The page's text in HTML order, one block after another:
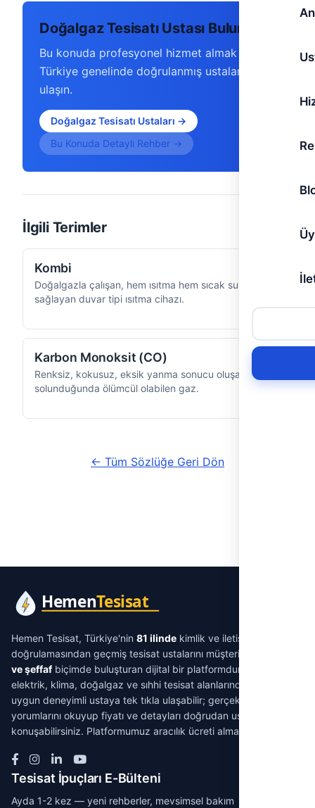
Doğalgaz Tesisatı Ustası Bulun
Bu konuda profesyonel hizmet almak için
Türkiye genelinde doğrulanmış ustalarımıza
ulaşın.
Doğalgaz Tesisatı Ustaları →
Bu Konuda Detaylı Rehber →
İlgili Terimler
Kombi
Doğalgazla çalışan, hem ısıtma hem sıcak su
sağlayan duvar tipi ısıtma cihazı.
Karbon Monoksit (CO)
Renksiz, kokusuz, eksik yanma sonucu oluşan ve
solunduğunda ölümcül olabilen gaz.
← Tüm Sözlüğe Geri Dön
Hemen Tesisat, Türkiye'nin 81 ilinde kimlik ve iletişim
doğrulamasından geçmiş tesisat ustalarını müşterilerle
ve şeffafbiçimde buluşturan dijital bir platformdur. Su tesisatı,
elektrik, klima, doğalgaz ve sıhhi tesisat alanlarında ihtiyacınıza
uygun deneyimli ustaya tek tıkla ulaşabilir; gerçek müşteri
yorumlarını okuyup fiyatı ve detayları doğrudan ustayla
konuşabilirsiniz. Platformumuz aracılık ücreti almaz.
Tesisat İpuçları E-Bülteni
Ayda 1-2 kez — yeni rehberler, mevsimsel bakım